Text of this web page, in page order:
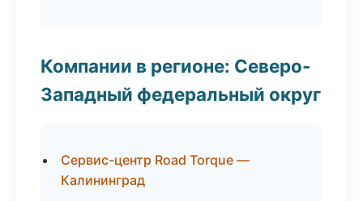
Компании в регионе: Северо-
Западный федеральный округ
Сервис-центр Road Torque —
Калининград